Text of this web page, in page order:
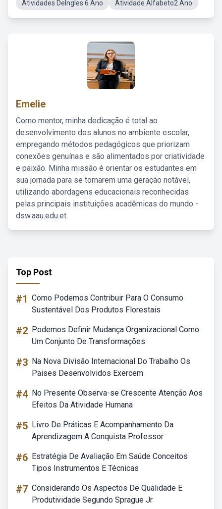
Atividades DeIngles 6 Ano Atividade Alfabeto2 Ano
Emelie
Como mentor, minha dedicação é total ao
desenvolvimento dos alunos no ambiente escolar,
empregando métodos pedagógicos que priorizam
conexões genuínas e são alimentados por criatividade
e paixão. Minha missão é orientar os estudantes em
sua jornada para se tornarem uma geração notável,
utilizando abordagens educacionais reconhecidas
pelas principais instituições acadêmicas do mundo -
dsw.aau.edu.et.
Top Post
#1 Como Podemos Contribuir Para O Consumo
Sustentável Dos Produtos Florestais
#2 Podemos Definir Mudança Organizacional Como
Um Conjunto De Transformações
#3 Na Nova Divisão Internacional Do Trabalho Os
Paises Desenvolvidos Exercem
#4 No Presente Observa-se Crescente Atenção Aos
Efeitos Da Atividade Humana
#5 Livro De Práticas E Acompanhamento Da
Aprendizagem A Conquista Professor
#6 Estratégia De Avaliação Em Saúde Conceitos
Tipos Instrumentos E Técnicas
#7 Considerando Os Aspectos De Qualidade E
Produtividade Segundo Sprague Jr